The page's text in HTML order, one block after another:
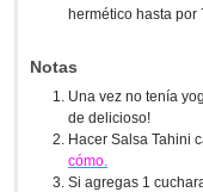
hermético hasta por
Notas
Una vez no tenía
de delicioso!
Hacer Salsa Tahini
cómo.
Si agregas 1